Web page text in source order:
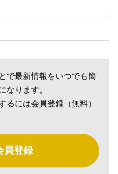
で最新情報をいつでも簡
なります。
には会員登録（無料）
員登録